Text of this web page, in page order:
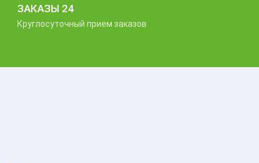
ЗАКАЗЫ 24
Круглосуточный прием заказов